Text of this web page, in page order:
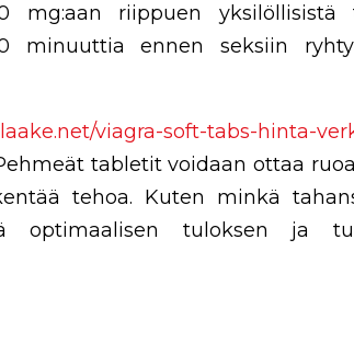
mg:aan riippuen yksilöllisistä
minuuttia ennen seksiin
viagra-soft-tabs-hinta-
tabletit voidaan ottaa
tehoa. Kuten minkä
optimaalisen tuloksen ja